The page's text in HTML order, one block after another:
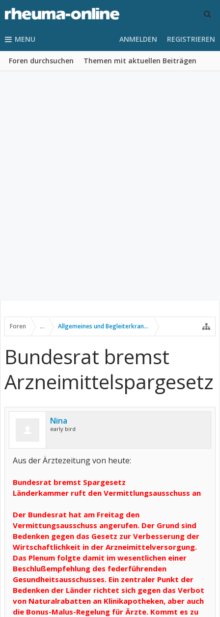
MENU
Foren durchsuchen Themen mit aktuellen Beiträgen
ANMELDEN REGISTRIEREN
Foren ... Allgemeines und Begleiterkrankungen
Bundesrat bremst
Arzneimittelspargesetz
Nina
early bird
Aus der Ärztezeitung von heute:
Bundesrat bremst Spargesetz
Länderkammer ruft den Vermittlungsausschuss an
Der Bundesrat hat am Freitag den
Vermittungsausschuss angerufen. Der Grund sind
Bedenken gegen das Gesetz zur Verbesserung der
Wirtschaftlichkeit in der Arzneimittelversorgung.
Das Plenum folgte damit im wesentlichen einer
Beschlußempfehlung des federführenden
Gesundheitsausschusses. Ein zentraler Punkt der
Bedenken der Länder richtet sich gegen das Verbot
von Naturalrabatten an Klinikapotheken, aber auch
die Bonus-Malus-Regelung für Ärzte. Kommt es zu